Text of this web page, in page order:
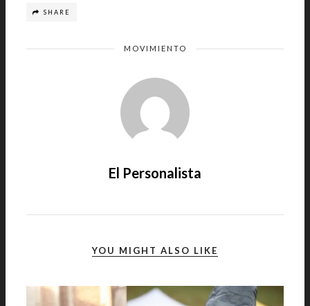
SHARE
MOVIMIENTO
El Personalista
YOU MIGHT ALSO LIKE